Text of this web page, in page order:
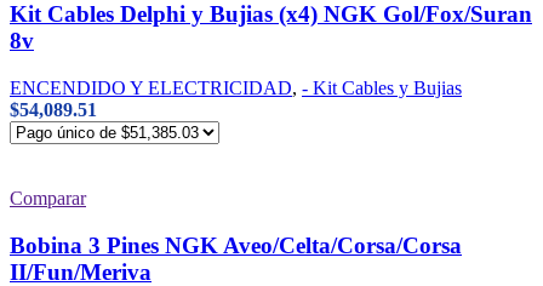
Kit Cables Delphi y Bujias (x4) NGK Gol/Fox/Suran
8v
ENCENDIDO Y ELECTRICIDAD, - Kit Cables y Bujias
$54,089.51
Comparar
Bobina 3 Pines NGK Aveo/Celta/Corsa/Corsa
II/Fun/Meriva